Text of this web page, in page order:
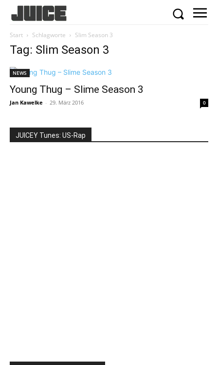
Start Schlagworte Slim Season 3
Tag: Slim Season 3
NEWS
Young Thug – Slime Season 3
Jan Kawelke - 29. März 2016 0
JUICEY Tunes: US-Rap